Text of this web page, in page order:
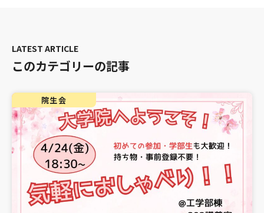
このカテゴリーの記事
院生会